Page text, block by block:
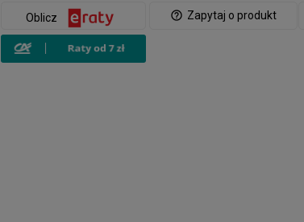
help_outline Zapytaj o produkt
Oblicz